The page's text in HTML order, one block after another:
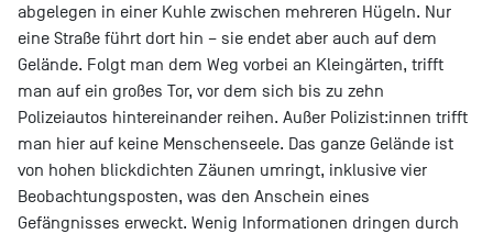
abgelegen in einer Kuhle zwischen mehreren Hügeln. Nur
eine Straße führt dort hin – sie endet aber auch auf dem
Gelände. Folgt man dem Weg vorbei an Kleingärten, trifft
man auf ein großes Tor, vor dem sich bis zu zehn
Polizeiautos hintereinander reihen. Außer Polizist:innen trifft
man hier auf keine Menschenseele. Das ganze Gelände ist
von hohen blickdichten Zäunen umringt, inklusive vier
Beobachtungsposten, was den Anschein eines
Gefängnisses erweckt. Wenig Informationen dringen durch